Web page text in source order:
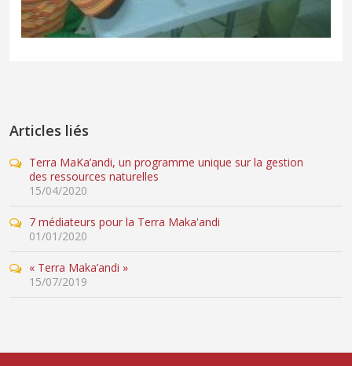
Articles liés
Terra MaKa’andi, un programme unique sur la gestion
des ressources naturelles
15/04/2020
7 médiateurs pour la Terra Maka'andi
01/01/2020
« Terra Maka’andi »
15/07/2019